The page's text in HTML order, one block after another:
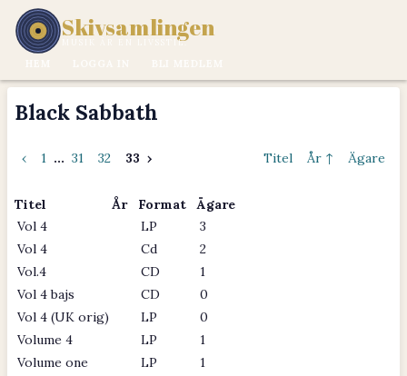
Skivsamlingen
MUSIK ÄR EN LIVSSTIL.
Black Sabbath
‹ 1 ... 31 32 33 › Titel År ↑ Ägare
Titel År Format
Ägare
Vol 4
LP
3
Vol 4
Cd
2
Vol.4
CD
1
Vol 4 bajs
CD
0
Vol 4 (UK orig)
LP
0
Volume 4
LP
1
Volume one
LP
1